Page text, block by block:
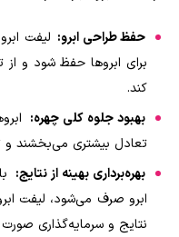
حفظ طراحی ابرو: لیفت
برای ابروها حفظ شود و از
کند.
بهبود جلوه کلی چهره:
تعادل بیشتری می‌بخشند و
بهره‌برداری بهینه از نتایج:
ابرو صرف می‌شود، لیفت
نتایج و سرمایه‌گذاری صورت